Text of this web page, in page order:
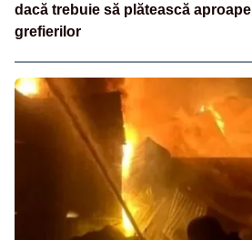
dacă trebuie să plătească
grefierilor